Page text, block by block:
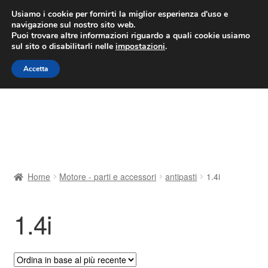
CONSEGNA da 7 EUR
Lun-Ven 9:00 - 16:00/800 580 290
Vai
alla
navigazione
Vai
al
contenuto
Contatto
Il mio account
Home Motore - parti e accessori antipasti 1.4i
1.4i
Usiamo i cookie per fornirti la miglior esperienza d'uso e
navigazione sul nostro sito web.
Puoi trovare altre informazioni riguardo a quali cookie usiamo
sul sito o disabilitarli nelle impostazioni.
Accetta